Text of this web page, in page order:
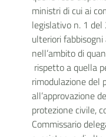
ministri di cui ai
legislativo n. 1
ulteriori
nell’ambito di
rispetto a quella
rimodulazione del
all’approvazione
protezione civile,
Commissario